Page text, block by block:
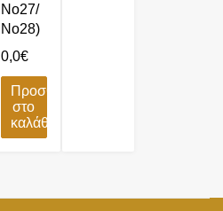
No27/
No28)
0,0€
Προσθήκη
στο
καλάθι